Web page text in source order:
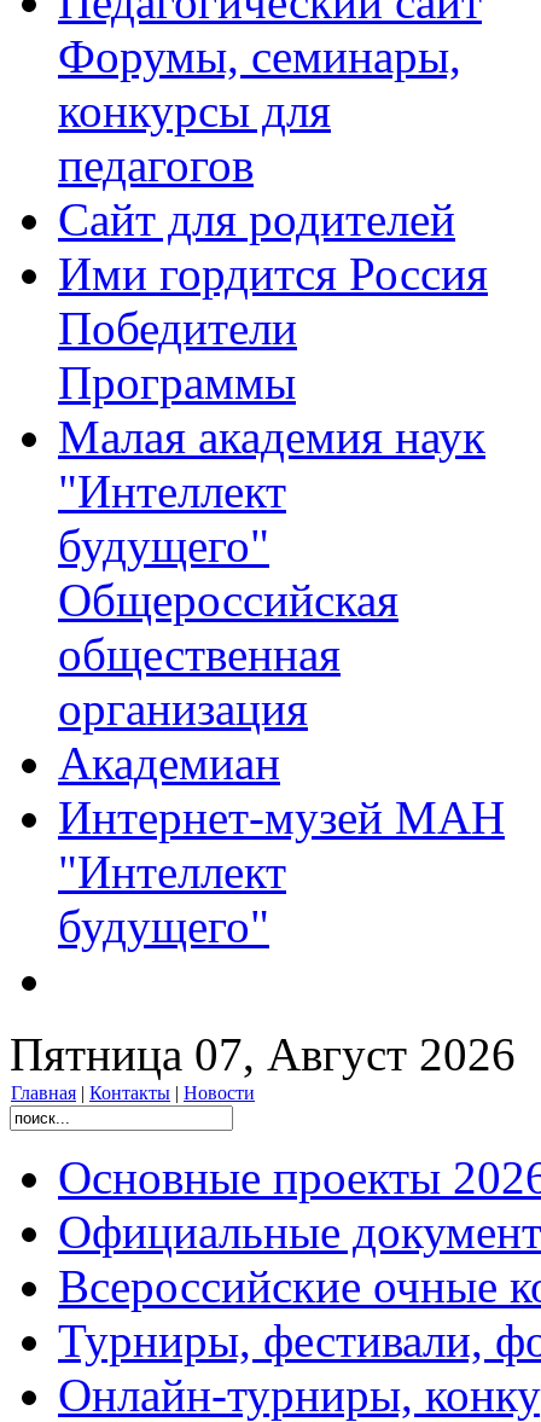
Форумы, семинары,
конкурсы для
педагогов
Сайт для родителей
Ими гордится Россия
Победители
Программы
Малая академия наук
"Интеллект
будущего"
Общероссийская
общественная
организация
Академиан
Интернет-музей МАН
"Интеллект
будущего"
Пятница 07, Август 2026
Главная | Контакты | Новости
Основные проекты
Официальные
Всероссийские очные
Турниры, фестивали,
Онлайн-турниры,